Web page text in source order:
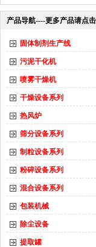
产品导航----更多产品请点
固体制剂生产线
污泥干化机
喷雾干燥机
干燥设备系列
热风炉
筛分设备系列
制粒设备系列
粉碎设备系列
混合设备系列
包装机械
除尘设备
提取罐